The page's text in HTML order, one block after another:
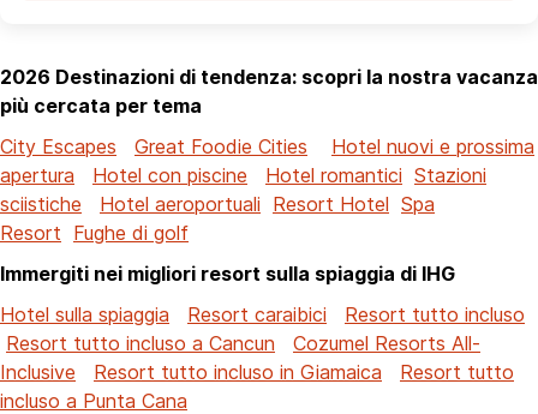
2026 Destinazioni di tendenza: scopri la nostra vacanza
più cercata per tema
City Escapes
Great Foodie Cities
Hotel nuovi e prossima
apertura
Hotel con piscine Hotel romantici Stazioni
sciistiche
Hotel aeroportuali Resort Hotel Spa
Resort Fughe di golf
Immergiti nei migliori resort sulla spiaggia di IHG
Hotel sulla spiaggia
Resort caraibici
Resort tutto incluso
Resort tutto incluso a Cancun
Cozumel Resorts All-
Inclusive
Resort tutto incluso in Giamaica
Resort tutto
incluso a Punta Cana